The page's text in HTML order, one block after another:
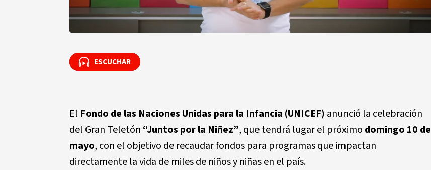
ESCUCHAR
ESCUCHAR
El Fondo de las Naciones Unidas para la Infancia (UNICEF) anunció la celebración
del Gran Teletón “Juntos por la Niñez”, que tendrá lugar el próximo domingo 10 de
mayo, con el objetivo de recaudar fondos para programas que impactan
directamente la vida de miles de niños y niñas en el país.